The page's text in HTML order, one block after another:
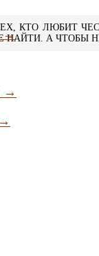
КТО ЛЮБИТ
НАЙТИ. А
→
→